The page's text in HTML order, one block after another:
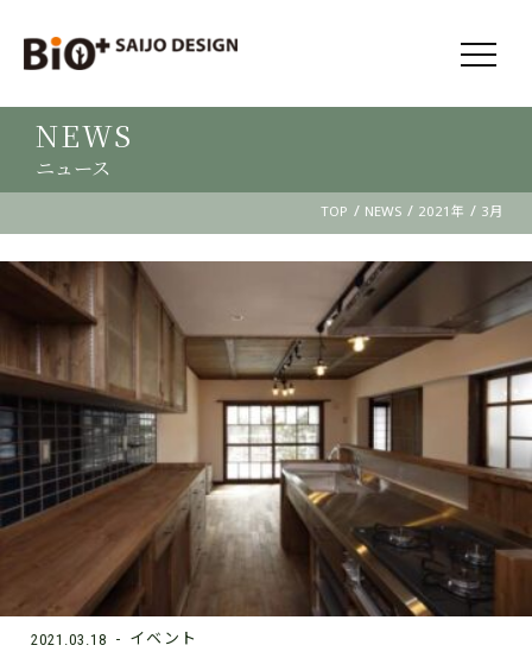
NEWS
ニュース
TOP / NEWS / 2021年 / 3月
2021.03.18 イベント